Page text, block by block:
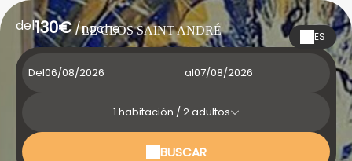
LE CLOS SAINT ANDRÉ ES
del130€/noche
Del al
1 habitación /2adultos
BUSCAR